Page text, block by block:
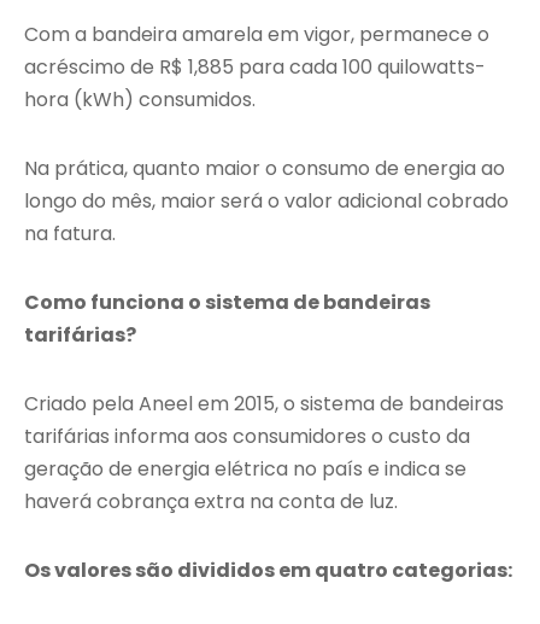
Com a bandeira amarela em vigor, permanece o
acréscimo de R$ 1,885 para cada 100 quilowatts-
hora (kWh) consumidos.
Na prática, quanto maior o consumo de energia ao
longo do mês, maior será o valor adicional cobrado
na fatura.
Como funciona o sistema de bandeiras
tarifárias?
Criado pela Aneel em 2015, o sistema de bandeiras
tarifárias informa aos consumidores o custo da
geração de energia elétrica no país e indica se
haverá cobrança extra na conta de luz.
Os valores são divididos em quatro categorias: